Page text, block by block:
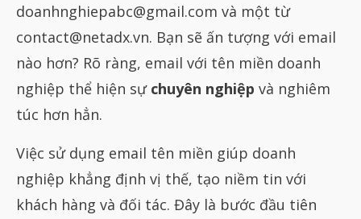
doanhnghiepabc@gmail.com và một từ
contact@netadx.vn. Bạn sẽ ấn tượng với email
nào hơn? Rõ ràng, email với tên miền doanh
nghiệp thể hiện sự chuyên nghiệp và nghiêm
túc hơn hẳn.
Việc sử dụng email tên miền giúp doanh
nghiệp khẳng định vị thế, tạo niềm tin với
khách hàng và đối tác. Đây là bước đầu tiên